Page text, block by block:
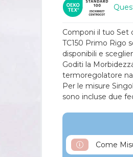
Componi il tuo Set
TC150 Primo Rigo
disponibili e
Goditi la
termoregolatore
Per le misure
sono incluse due
Come